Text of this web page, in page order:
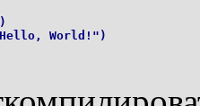
World!")